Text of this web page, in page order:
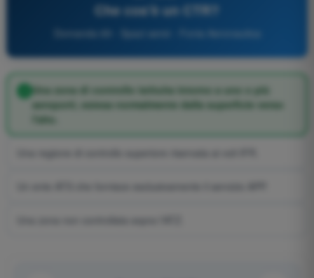
Che cos'è un CTR?
Una zona di controllo istituita intorno a uno o più
aeroporti, estesa normalmente dalla superficie verso
l'alto.